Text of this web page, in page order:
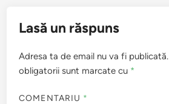
Lasă un răspuns
Adresa ta de email nu va fi publicată.
obligatorii sunt marcate cu *
COMENTARIU *